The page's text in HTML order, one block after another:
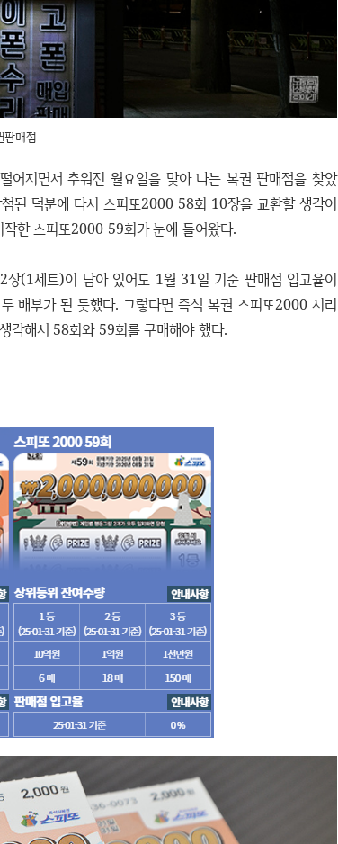
판매점
어지면서 추워진 월요일을 맞아 나는 복권 판매점을 찾았
된 덕분에 다시 스피또2000 58회 10장을 교환할 생각이
한 스피또2000 59회가 눈에 들어왔다.
(1세트)이 남아 있어도 1월 31일 기준 판매점 입고율이
배부가 된 듯했다. 그렇다면 즉석 복권 스피또2000 시리
각해서 58회와 59회를 구매해야 했다.